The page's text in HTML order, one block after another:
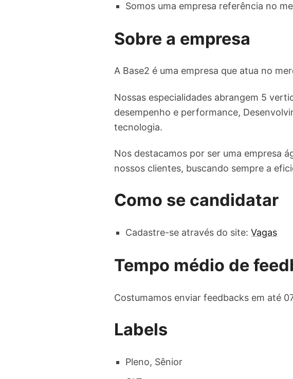
Somos uma empresa referência no
Sobre a empresa
A Base2 é uma empresa que atua no
Nossas especialidades abrangem 5
desempenho e performance,
tecnologia.
Nos destacamos por ser uma empresa
nossos clientes, buscando sempre a
Como se candidatar
Cadastre-se através do site: Vagas
Tempo médio de
Costumamos enviar feedbacks em até
Labels
Pleno, Sênior